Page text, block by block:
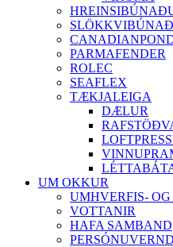
PARMAFENDER
ROLEC
SEAFLEX
TÆKJALEIGA
DÆLUR
UM OKKUR
UMHVERFIS-
VOTTANIR
HAFA SAMBAND